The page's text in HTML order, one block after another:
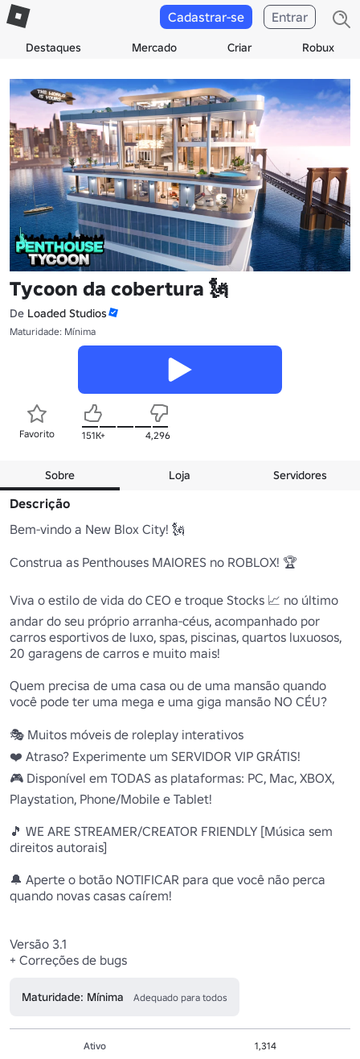
Destaques Mercado Criar Robux
Cadastrar-se Entrar
Tycoon da cobertura 🗽
De Loaded Studios
Maturidade: Mínima
Favorito 151K+ 4,296
Sobre Loja Servidores
Descrição
Bem-vindo a New Blox City! 🗽
Construa as Penthouses MAIORES no ROBLOX! 🏆
Viva o estilo de vida do CEO e troque Stocks 📈 no último
andar do seu próprio arranha-céus, acompanhado por
carros esportivos de luxo, spas, piscinas, quartos luxuosos,
20 garagens de carros e muito mais!
Quem precisa de uma casa ou de uma mansão quando
você pode ter uma mega e uma giga mansão NO CÉU?
🎭 Muitos móveis de roleplay interativos
❤️ Atraso? Experimente um SERVIDOR VIP GRÁTIS!
🎮 Disponível em TODAS as plataformas: PC, Mac, XBOX,
Playstation, Phone/Mobile e Tablet!
🎵 WE ARE STREAMER/CREATOR FRIENDLY [Música sem
direitos autorais]
🔔 Aperte o botão NOTIFICAR para que você não perca
quando novas casas caírem!
Versão 3.1
+ Correções de bugs
Maturidade: Mínima Adequado para todos
Ativo
1,314